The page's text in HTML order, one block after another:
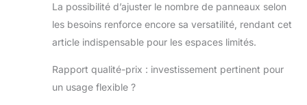
La possibilité d’ajuster le nombre de panneaux selon
les besoins renforce encore sa versatilité, rendant cet
article indispensable pour les espaces limités.
Rapport qualité-prix : investissement pertinent pour
un usage flexible ?